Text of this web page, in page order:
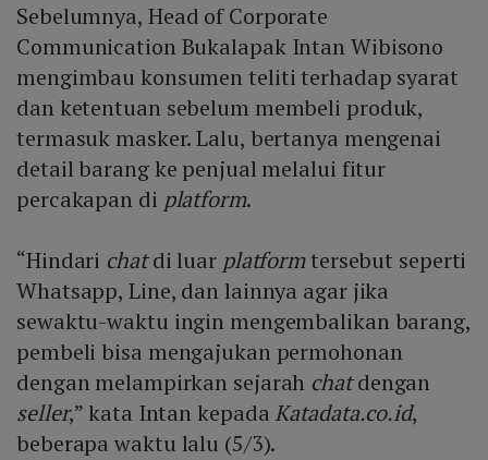
Sebelumnya, Head of Corporate
Communication Bukalapak Intan Wibisono
mengimbau konsumen teliti terhadap syarat
dan ketentuan sebelum membeli produk,
termasuk masker. Lalu, bertanya mengenai
detail barang ke penjual melalui fitur
percakapan di platform.
“Hindari chatdi luar platformtersebut seperti
Whatsapp, Line, dan lainnya agar jika
sewaktu-waktu ingin mengembalikan barang,
pembeli bisa mengajukan permohonan
dengan melampirkan sejarah chatdengan
seller,” kata Intan kepada Katadata.co.id,
beberapa waktu lalu (5/3).